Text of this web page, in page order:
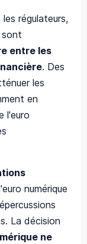
régulateurs,
sont
entre les
. Des
les
en
l'euro
numérique
La décision
ne